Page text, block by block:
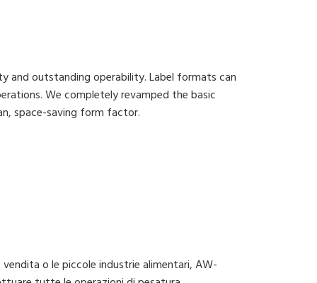
and outstanding operability. Label formats can
We completely revamped the basic
space-saving form factor.
o le piccole industrie alimentari, AW-